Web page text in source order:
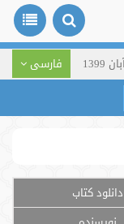
فارسی
دانلود کتاب